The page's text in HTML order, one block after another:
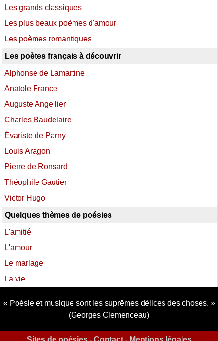
Les grands classiques
Les plus beaux poèmes d'amour
Les poèmes romantiques
Les poètes français à découvrir
Alphonse de Lamartine
Anatole France
Auguste Angellier
Charles Baudelaire
Évariste de Parny
Louis Aragon
Pierre de Ronsard
Théophile Gautier
Victor Hugo
Quelques thèmes de poésies
L'amitié
L'amour
Le mariage
La vie
Poésie et musique sont les suprêmes délices des choses.
(Georges Clemenceau)
Sites de poésies- Contact- Mentions légales